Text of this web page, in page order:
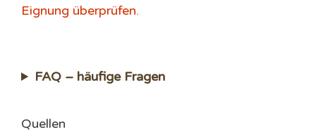
Eignung überprüfen.
FAQ – häufige Fragen
Quellen